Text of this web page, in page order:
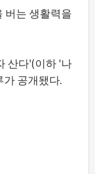
버는 생활력을
산다'(이하 '나
공개됐다.